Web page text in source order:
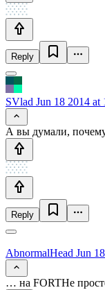
Reply
SVlad Jun 18 2014 at
А вы думали,
Reply
AbnormalHead Jun
… на FORTHe